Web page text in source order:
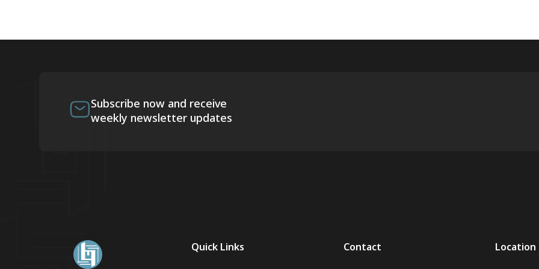
Subscribe now and receive
weekly newsletter updates
Quick Links Contact Location